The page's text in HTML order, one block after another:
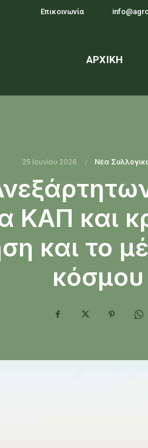
Επικοινωνία
ΑΡΧΙΚΉ
25 Ιουνίου 2026 Νέα
ΚΑΠ και
και το
κόσμου